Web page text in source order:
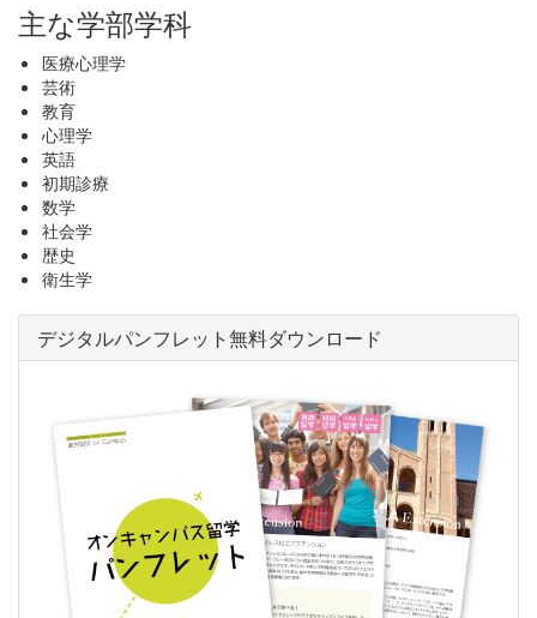
主な学部学科
医療心理学
芸術
教育
心理学
英語
初期診療
数学
社会学
歴史
衛生学
デジタルパンフレット無料ダウンロード